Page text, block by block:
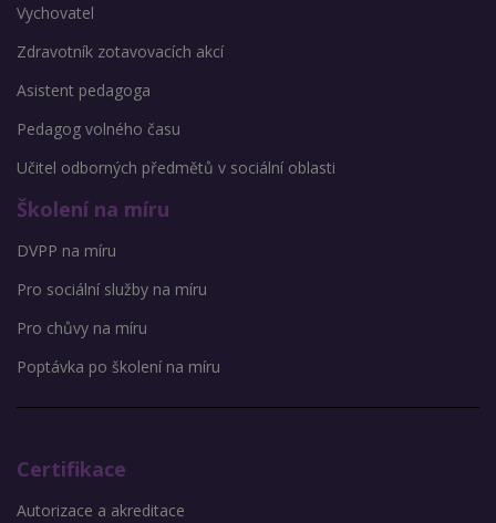
Vychovatel
Zdravotník zotavovacích akcí
Asistent pedagoga
Pedagog volného času
Učitel odborných předmětů v sociální oblasti
Školení na míru
DVPP na míru
Pro sociální služby na míru
Pro chůvy na míru
Poptávka po školení na míru
Certifikace
Autorizace a akreditace